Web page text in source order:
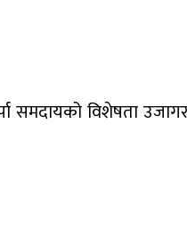
समदायको विशेषता